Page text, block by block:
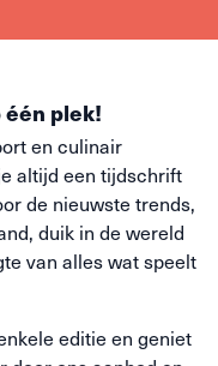
plek!
en culinair
altijd een tijdschrift
de nieuwste trends,
duik in de wereld
van alles wat speelt
editie en geniet